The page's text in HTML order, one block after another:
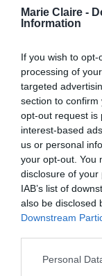
Marie Claire -
Information
If you wish to
processing of
targeted
section to
opt-out request is
interest-based
us or personal
your opt-out. You
disclosure of
IAB’s list of
also be disclosed
Downstream
Personal
Στόχος του
μετάλλιό του
από εκείνο
κατάφερε.